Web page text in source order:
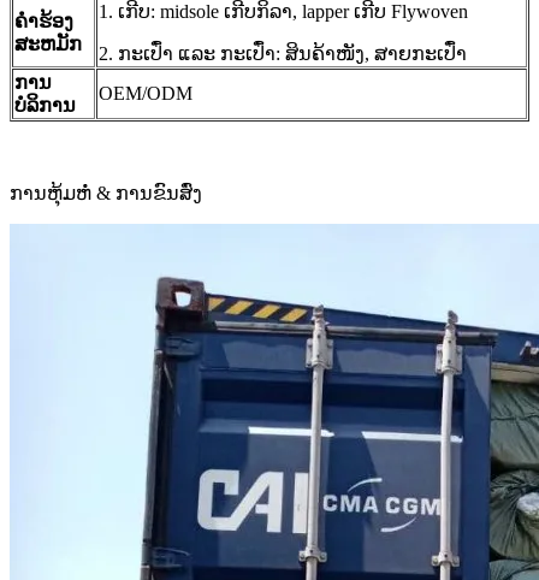
ຄໍາຮ້ອງ
ສະຫມັກ
1. ເກີບ: midsole ເກີບກິລາ, lapper ເກີບ Flywoven
2. ກະເປົ໋າ ແລະ ກະເປົ໋າ: ສິນຄ້າໜັງ, ສາຍກະເປົ໋າ
ການ
ບໍລິການ
OEM/ODM
ການຫຸ້ມຫໍ່ & ການຂົນສົ່ງ